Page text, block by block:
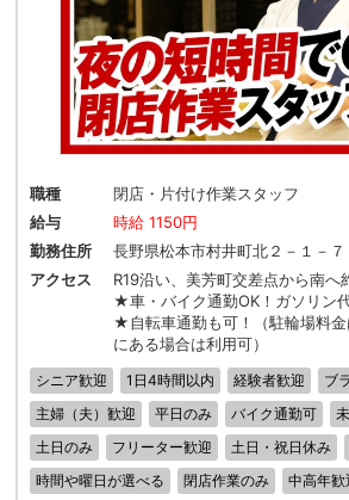
職種
閉店・片付け作業スタッフ
給与
時給 1150円
勤務住所
長野県松本市村井町北２－１－７
アクセス
R19沿い、美芳町交差点から南へ
★車・バイク通勤OK！ガソリン
★自転車通勤も可！（駐輪場料
にある場合は利用可）
シニア歓迎 1日4時間以内 経験者歓迎
ブ
主婦（夫）歓迎
平日のみ バイク通勤可
土日のみ
フリーター歓迎 土日・祝日休み
時間や曜日が選べる
閉店作業のみ 中高年歓